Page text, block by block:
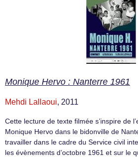
Monique Hervo : Nanterre 1961
Mehdi Lallaoui, 2011
Cette lecture de texte filmée s’inspire de
Monique Hervo dans le bidonville de
travailler dans le cadre du Service civil
les évènements d’octobre 1961 et sur le